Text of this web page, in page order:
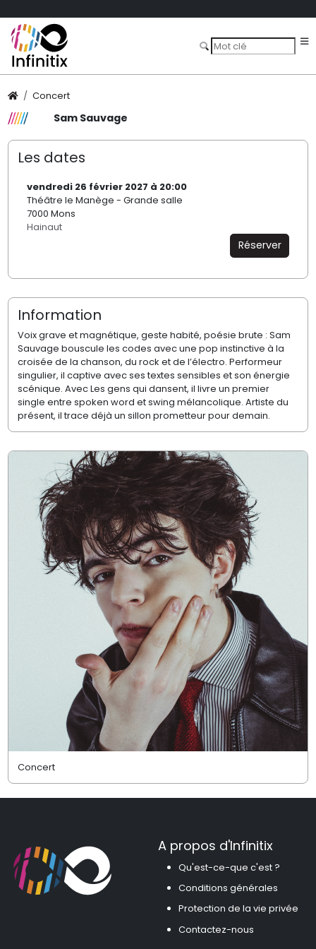
Concert
Sam Sauvage
Les dates
vendredi 26 février 2027 à 20:00
Théâtre le Manège - Grande salle
7000 Mons
Hainaut
Réserver
Information
Voix grave et magnétique, geste habité, poésie brute : Sam
Sauvage bouscule les codes avec une pop instinctive à la
croisée de la chanson, du rock et de l’électro. Performeur
singulier, il captive avec ses textes sensibles et son énergie
scénique. Avec Les gens qui dansent, il livre un premier
single entre spoken word et swing mélancolique. Artiste du
présent, il trace déjà un sillon prometteur pour demain.
Concert
A propos d'Infinitix
Qu'est-ce-que c'est ?
Conditions générales
Protection de la vie privée
Contactez-nous